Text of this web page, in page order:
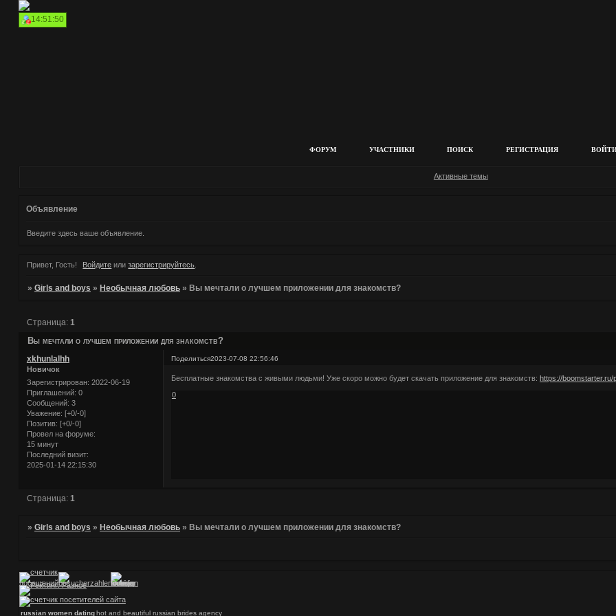
14:51:50
ФОРУМ УЧАСТНИКИ ПОИСК РЕГИСТРАЦИЯ
Активные темы
Объявление
Введите здесь ваше объявление.
Привет, Гость! Войдите илизарегистрируйтесь
» Girls and boys » Необычная любовь » Вы мечтали о лучшем приложении для знакомств?
Вы мечтали о лучшем приложении для знакомств?
Страница: 1
Поделиться2023-07-08 22:56:46
xkhunlalhh
Новичок
Зарегистрирован: 2022-06-19
Приглашений: 0
Сообщений: 3
Уважение: [+0/-0]
Позитив: [+0/-0]
Провел на форуме:
15 минут
Последний визит:
2025-01-14 22:15:30
Бесплатные знакомства с живыми людьми! Уже скоро можно будет скачать приложение для знакомств: https://
0
Страница: 1
» Girls and boys » Необычная любовь » Вы мечтали о лучшем приложении для знакомств?
russian women datinghot and beautiful russian brides agency